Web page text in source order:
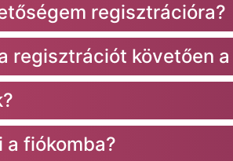
regisztrációra?
regisztrációt követően
fiókomba?